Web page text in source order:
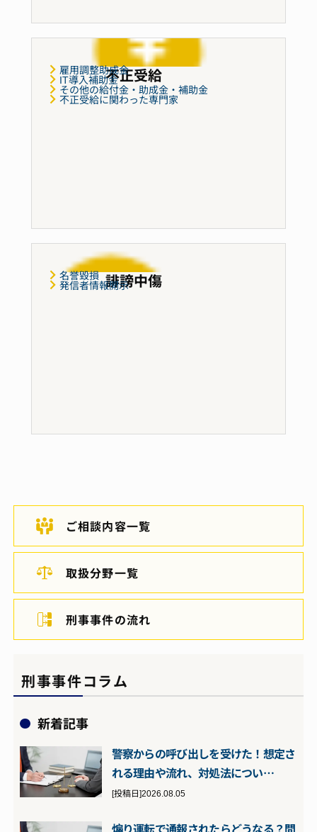
不正受給
雇用調整助成金
IT導入補助金
その他の給付金・助成金・補助金
不正受給に関わった専門家
誹謗中傷
名誉毀損
発信者情報開示
ご相談内容一覧
取扱分野一覧
刑事事件の流れ
刑事事件コラム
新着記事
警察からの呼び出しを受けた！想定さ
れる理由や流れ、対処法につい…
[投稿日]2026.08.05
煽り運転で通報されたらどうなる？問